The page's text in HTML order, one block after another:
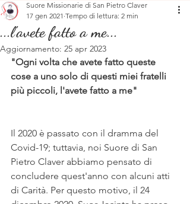
...l'avete fatto a me...
Suore Missionarie di San Pietro Claver
17 gen 2021 Tempo di lettura: 2 min
Aggiornamento: 25 apr 2023
"Ogni volta che avete fatto queste
cose a uno solo di questi miei fratelli
più piccoli, l'avete fatto a me"
Il 2020 è passato con il dramma del
Covid-19; tuttavia, noi Suore di San
Pietro Claver abbiamo pensato di
concludere quest'anno con alcuni atti
di Carità. Per questo motivo, il 24